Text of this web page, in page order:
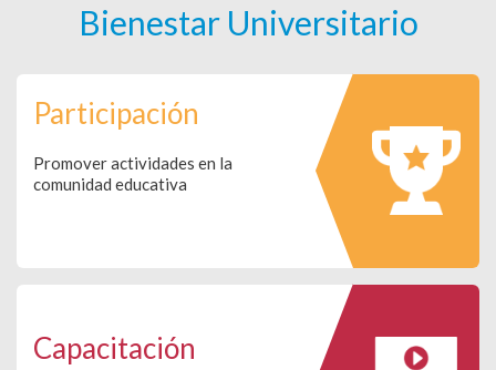
Bienestar Universitario
Participación
Promover actividades en la
comunidad educativa
Capacitación